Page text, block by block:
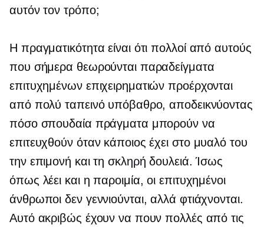
αυτόν τον τρόπο;
Η πραγματικότητα είναι ότι πολλοί από αυτούς
που σήμερα θεωρούνται παραδείγματα
επιτυχημένων επιχειρηματιών προέρχονται
από πολύ ταπεινό υπόβαθρο, αποδεικνύοντας
πόσο σπουδαία πράγματα μπορούν να
επιτευχθούν όταν κάποιος έχει στο μυαλό του
την επιμονή και τη σκληρή δουλειά. Ίσως
όπως λέει και η παροιμία, οι επιτυχημένοι
άνθρωποι δεν γεννιούνται, αλλά φτιάχνονται.
Αυτό ακριβώς έχουν να πουν πολλές από τις